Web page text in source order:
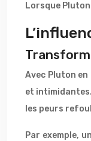
Lorsque
Avec Pluton
et
les peurs
Par exemple,